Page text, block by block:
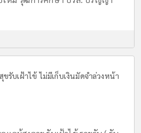
รับเฝ้าไข้ ไม่มีเก็บเงินมัดจำล่วงหน้า